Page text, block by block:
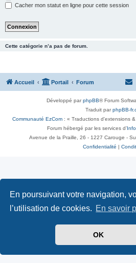
En poursuivant votre navigation,
l’utilisation de cookies. En savoir
OK
Cacher mon statut en ligne pour cette session
Cette catégorie n’a pas de forum.
Accueil Portail Forum
Développé parphpBB® Forum
Traduit parphpBB-
Communauté EzCom : « Traductions d'extensions
Forum hébergé par les services d’
Avenue de la Praille, 26 - 1227 Carouge -
Confidentialité